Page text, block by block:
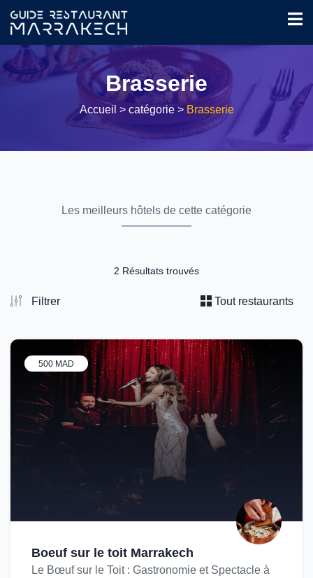
Brasserie
Accueil > catégorie > Brasserie
Les meilleurs hôtels de cette catégorie
2 Résultats trouvés
Filtrer Tout restaurants
500 MAD
Boeuf sur le toit Marrakech
Le Bœuf sur le Toit : Gastronomie et Spectacle à